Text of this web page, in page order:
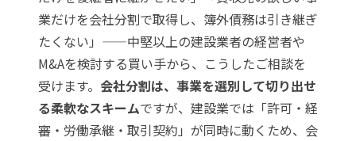
業だけを会社分割で取得し、簿外債務は引き継ぎ
たくない」——中堅以上の建設業者の経営者や
M&Aを検討する買い手から、こうしたご相談を
受けます。 会社分割は、事業を選別して切り出せ
る柔軟なスキームですが、建設業では「許可・経
審・労働承継・取引契約」が同時に動くため、会